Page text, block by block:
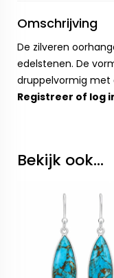
Omschrijving
De zilveren
edelstenen. De
druppelvormig met
Registreer of log
Bekijk ook...